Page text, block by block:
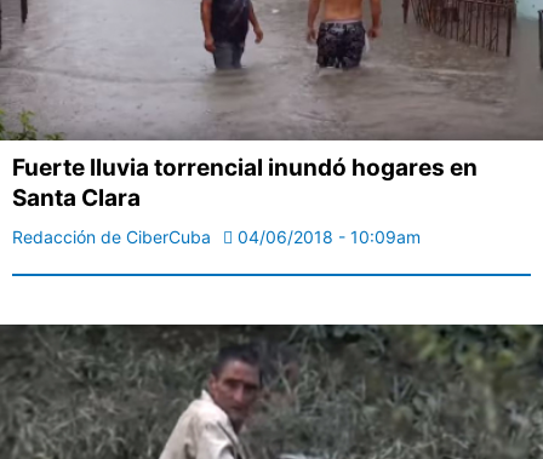
Fuerte lluvia torrencial inundó hogares en
Santa Clara
Redacción de CiberCuba 04/06/2018 - 10:09am